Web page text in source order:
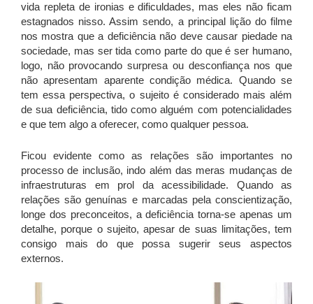
vida repleta de ironias e dificuldades, mas eles não ficam
estagnados nisso. Assim sendo, a principal lição do filme
nos mostra que a deficiência não deve causar piedade na
sociedade, mas ser tida como parte do que é ser humano,
logo, não provocando surpresa ou desconfiança nos que
não apresentam aparente condição médica. Quando se
tem essa perspectiva, o sujeito é considerado mais além
de sua deficiência, tido como alguém com potencialidades
e que tem algo a oferecer, como qualquer pessoa.
Ficou evidente como as relações são importantes no
processo de inclusão, indo além das meras mudanças de
infraestruturas em prol da acessibilidade. Quando as
relações são genuínas e marcadas pela conscientização,
longe dos preconceitos, a deficiência torna-se apenas um
detalhe, porque o sujeito, apesar de suas limitações, tem
consigo mais do que possa sugerir seus aspectos
externos.